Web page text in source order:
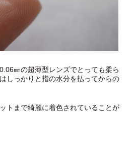
㎜の超薄型レンズでとっても柔ら
しっかりと指の水分を払ってからの
トまで綺麗に着色されていることが